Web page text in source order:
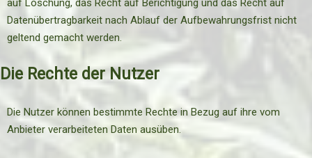
auf Löschung, das Recht auf Berichtigung und das Recht auf
Datenübertragbarkeit nach Ablauf der Aufbewahrungsfrist nicht
geltend gemacht werden.
Die Rechte der Nutzer
Die Nutzer können bestimmte Rechte in Bezug auf ihre vom
Anbieter verarbeiteten Daten ausüben.